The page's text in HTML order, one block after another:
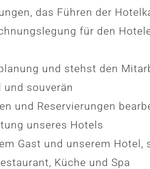
das Führen der
für den
und stehst den
souverän
und Reservierungen
unseres Hotels
Gast und unserem Hotel,
Küche und Spa